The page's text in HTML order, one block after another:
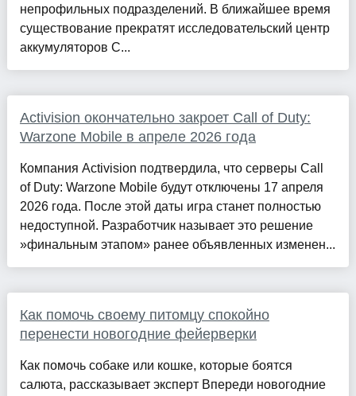
непрофильных подразделений. В ближайшее время
существование прекратят исследовательский центр
аккумуляторов C...
Activision окончательно закроет Call of Duty:
Warzone Mobile в апреле 2026 года
Компания Activision подтвердила, что серверы Call
of Duty: Warzone Mobile будут отключены 17 апреля
2026 года. После этой даты игра станет полностью
недоступной. Разработчик называет это решение
»финальным этапом» ранее объявленных изменен...
Как помочь своему питомцу спокойно
перенести новогодние фейерверки
Как помочь собаке или кошке, которые боятся
салюта, рассказывает эксперт Впереди новогодние